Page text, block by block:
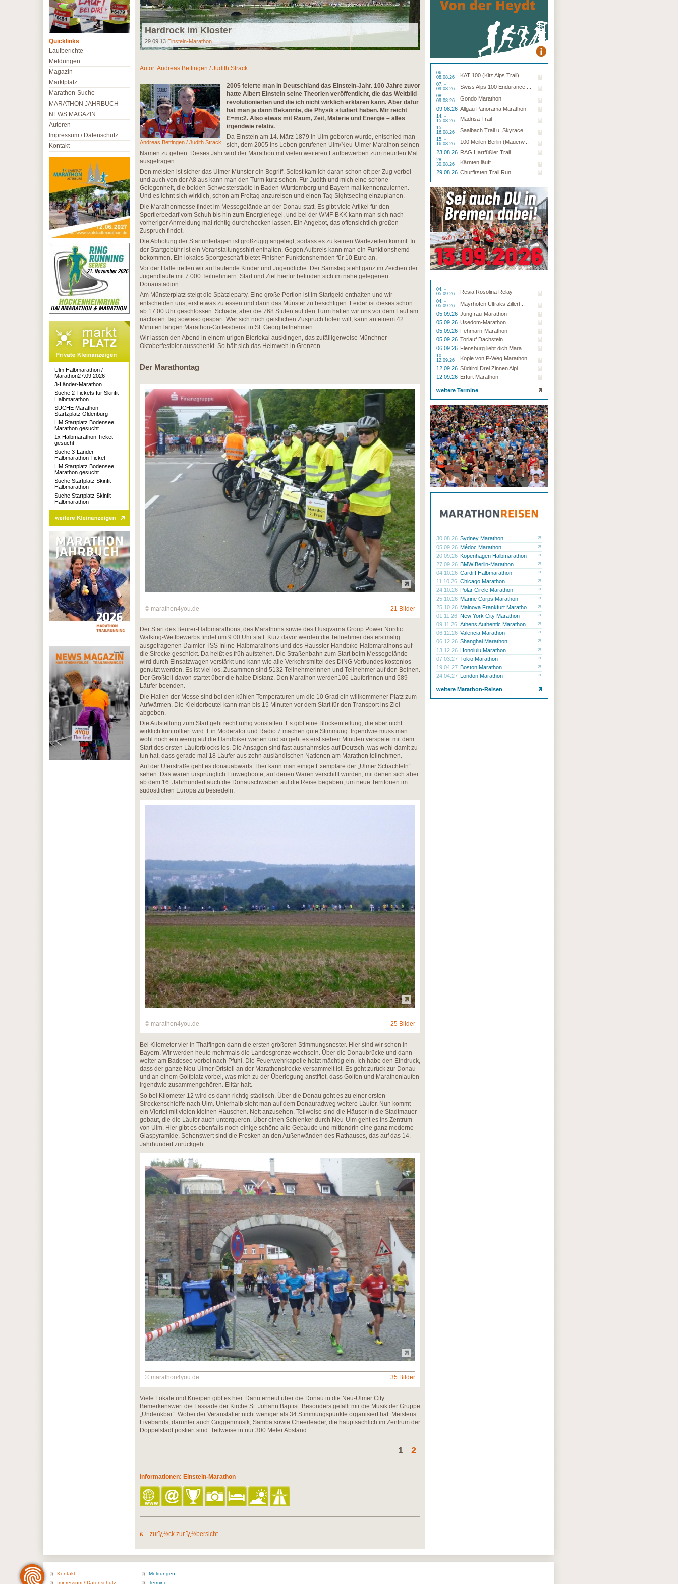
Hardrock im Kloster
29.09.13 Einstein-Marathon
Autor:Andreas Bettingen / Judith Strack
Andreas Bettingen / Judith Strack
2005 feierte man in Deutschland das Einstein-Jahr. 100 Jahre zuvor
hatte Albert Einstein seine Theorien veröffentlicht, die das Weltbild
revolutionierten und die ich nicht wirklich erklären kann. Aber dafür
hat man ja dann Bekannte, die Physik studiert haben. Mir reicht
E=mc2. Also etwas mit Raum, Zeit, Materie und Energie – alles
irgendwie relativ.
Da Einstein am 14. März 1879 in Ulm geboren wurde, entschied man
sich, dem 2005 ins Leben gerufenen Ulm/Neu-Ulmer Marathon seinen
Namen zu geben. Dieses Jahr wird der Marathon mit vielen weiteren Laufbewerben zum neunten Mal
ausgetragen.
Den meisten ist sicher das Ulmer Münster ein Begriff. Selbst kam ich daran schon oft per Zug vorbei
und auch von der A8 aus kann man den Turm kurz sehen. Für Judith und mich eine schöne
Gelegenheit, die beiden Schwesterstädte in Baden-Württemberg und Bayern mal kennenzulernen.
Und es lohnt sich wirklich, schon am Freitag anzureisen und einen Tag Sightseeing einzuplanen.
Die Marathonmesse findet im Messegelände an der Donau statt. Es gibt viele Artikel für den
Sportlerbedarf vom Schuh bis hin zum Energieriegel, und bei der WMF-BKK kann man sich nach
vorheriger Anmeldung mal richtig durchchecken lassen. Ein Angebot, das offensichtlich großen
Zuspruch findet.
Die Abholung der Startunterlagen ist großzügig angelegt, sodass es zu keinen Wartezeiten kommt. In
der Startgebühr ist ein Veranstaltungsshirt enthalten. Gegen Aufpreis kann man ein Funktionshemd
bekommen. Ein lokales Sportgeschäft bietet Finisher-Funktionshemden für 10 Euro an.
Vor der Halle treffen wir auf laufende Kinder und Jugendliche. Der Samstag steht ganz im Zeichen der
Jugendläufe mit 7.000 Teilnehmern. Start und Ziel hierfür befinden sich im nahe gelegenen
Donaustadion.
Am Münsterplatz steigt die Spätzleparty. Eine große Portion ist im Startgeld enthalten und wir
entscheiden uns, erst etwas zu essen und dann das Münster zu besichtigen. Leider ist dieses schon
ab 17:00 Uhr geschlossen. Schade, aber die 768 Stufen auf den Turm hätten wir uns vor dem Lauf am
nächsten Tag sowieso gespart. Wer sich noch geistlichen Zuspruch holen will, kann an einem 42
Minuten langen Marathon-Gottesdienst in St. Georg teilnehmen.
Wir lassen den Abend in einem urigen Bierlokal ausklingen, das zufälligerweise Münchner
Oktoberfestbier ausschenkt. So hält sich das Heimweh in Grenzen.
Der Marathontag
© marathon4you.de 21 Bilder
Der Start des Beurer-Halbmarathons, des Marathons sowie des Husqvarna Group Power Nordic
Walking-Wettbewerbs findet um 9:00 Uhr statt. Kurz davor werden die Teilnehmer des erstmalig
ausgetragenen Daimler TSS Inline-Halbmarathons und des Häussler-Handbike-Halbmarathons auf
die Strecke geschickt. Da heißt es früh aufstehen. Die Straßenbahn zum Start beim Messegelände
wird durch Einsatzwagen verstärkt und kann wie alle Verkehrsmittel des DING Verbundes kostenlos
genutzt werden. Es ist viel los. Zusammen sind 5132 Teilnehmerinnen und Teilnehmer auf den Beinen.
Der Großteil davon startet über die halbe Distanz. Den Marathon werden106 Läuferinnen und 589
Läufer beenden.
Die Hallen der Messe sind bei den kühlen Temperaturen um die 10 Grad ein willkommener Platz zum
Aufwärmen. Die Kleiderbeutel kann man bis 15 Minuten vor dem Start für den Transport ins Ziel
abgeben.
Die Aufstellung zum Start geht recht ruhig vonstatten. Es gibt eine Blockeinteilung, die aber nicht
wirklich kontrolliert wird. Ein Moderator und Radio 7 machen gute Stimmung. Irgendwie muss man
wohl noch ein wenig auf die Handbiker warten und so geht es erst sieben Minuten verspätet mit dem
Start des ersten Läuferblocks los. Die Ansagen sind fast ausnahmslos auf Deutsch, was wohl damit zu
tun hat, dass gerade mal 18 Läufer aus zehn ausländischen Nationen am Marathon teilnehmen.
Auf der Uferstraße geht es donauabwärts. Hier kann man einige Exemplare der „Ulmer Schachteln“
sehen. Das waren ursprünglich Einwegboote, auf denen Waren verschifft wurden, mit denen sich aber
ab dem 16. Jahrhundert auch die Donauschwaben auf die Reise begaben, um neue Territorien im
südöstlichen Europa zu besiedeln.
© marathon4you.de 25 Bilder
Bei Kilometer vier in Thalfingen dann die ersten größeren Stimmungsnester. Hier sind wir schon in
Bayern. Wir werden heute mehrmals die Landesgrenze wechseln. Über die Donaubrücke und dann
weiter am Badesee vorbei nach Pfuhl. Die Feuerwehrkapelle heizt mächtig ein. Ich habe den Eindruck,
dass der ganze Neu-Ulmer Ortsteil an der Marathonstrecke versammelt ist. Es geht zurück zur Donau
und an einem Golfplatz vorbei, was mich zu der Überlegung anstiftet, dass Golfen und Marathonlaufen
irgendwie zusammengehören. Elitär halt.
So bei Kilometer 12 wird es dann richtig städtisch. Über die Donau geht es zu einer ersten
Streckenschleife nach Ulm. Unterhalb sieht man auf dem Donauradweg weitere Läufer. Nun kommt
ein Viertel mit vielen kleinen Häuschen. Nett anzusehen. Teilweise sind die Häuser in die Stadtmauer
gebaut, die die Läufer auch unterqueren. Über einen Schlenker durch Neu-Ulm geht es ins Zentrum
von Ulm. Hier gibt es ebenfalls noch einige schöne alte Gebäude und mittendrin eine ganz moderne
Glaspyramide. Sehenswert sind die Fresken an den Außenwänden des Rathauses, das auf das 14.
Jahrhundert zurückgeht.
© marathon4you.de 35 Bilder
Viele Lokale und Kneipen gibt es hier. Dann erneut über die Donau in die Neu-Ulmer City.
Bemerkenswert die Fassade der Kirche St. Johann Baptist. Besonders gefällt mir die Musik der Gruppe
„Undenkbar“. Wobei der Veranstalter nicht weniger als 34 Stimmungspunkte organisiert hat. Meistens
Livebands, darunter auch Guggenmusik, Samba sowie Cheerleader, die hauptsächlich im Zentrum der
Doppelstadt postiert sind. Teilweise in nur 300 Meter Abstand.
1 2
Informationen: Einstein-Marathon
zurï¿½ck zur ï¿½bersicht
06. -
08.08.26
KAT 100 (Kitz Alps Trail)
07. -
09.08.26
Swiss Alps 100 Endurance ...
08. -
09.08.26
Gondo Marathon
09.08.26 Allgäu Panorama Marathon
14. -
15.08.26
Madrisa Trail
15. -
16.08.26
Saalbach Trail u. Skyrace
15. -
16.08.26
100 Meilen Berlin (Mauerw...
23.08.26 RAG Hartfüßler Trail
28. -
30.08.26
Kärnten läuft
29.08.26 Churfirsten Trail Run
04. -
05.09.26
Resia Rosolina Relay
04. -
05.09.26
Mayrhofen Ultraks Zillert...
05.09.26 Jungfrau-Marathon
05.09.26 Usedom-Marathon
05.09.26 Fehmarn-Marathon
05.09.26 Torlauf Dachstein
06.09.26 Flensburg liebt dich Mara...
10. -
12.09.26
Kopie von P-Weg Marathon
12.09.26 Südtirol Drei Zinnen Alpi...
12.09.26 Erfurt Marathon
weitere Termine
30.08.26 Sydney Marathon
05.09.26 Médoc Marathon
20.09.26 Kopenhagen Halbmarathon
27.09.26 BMW Berlin-Marathon
04.10.26 Cardiff Halbmarathon
11.10.26 Chicago Marathon
24.10.26 Polar Circle Marathon
25.10.26 Marine Corps Marathon
25.10.26 Mainova Frankfurt Maratho...
01.11.26 New York City Marathon
09.11.26 Athens Authentic Marathon
06.12.26 Valencia Marathon
06.12.26 Shanghai Marathon
13.12.26 Honolulu Marathon
07.03.27 Tokio Marathon
19.04.27 Boston Marathon
24.04.27 London Marathon
weitere Marathon-Reisen
Quicklinks
Laufberichte
Meldungen
Magazin
Marktplatz
Marathon-Suche
MARATHON JAHRBUCH
NEWS MAGAZIN
Autoren
Impressum / Datenschutz
Kontakt
Ulm Halbmarathon /
Marathon27.09.2026
3-Länder-Marathon
Suche 2 Tickets für Skinfit
Halbmarathon
SUCHE Marathon-
Startzplatz Oldenburg
HM Startplatz Bodensee
Marathon gesucht
1x Halbmarathon Ticket
gesucht
Suche 3-Länder-
Halbmarathon Ticket
HM Startplatz Bodensee
Marathon gesucht
Suche Startplatz Skinfit
Halbmarathon
Suche Startplatz Skinfit
Halbmarathon
Kontakt
Impressum / Datenschutz
Meldungen
Termine